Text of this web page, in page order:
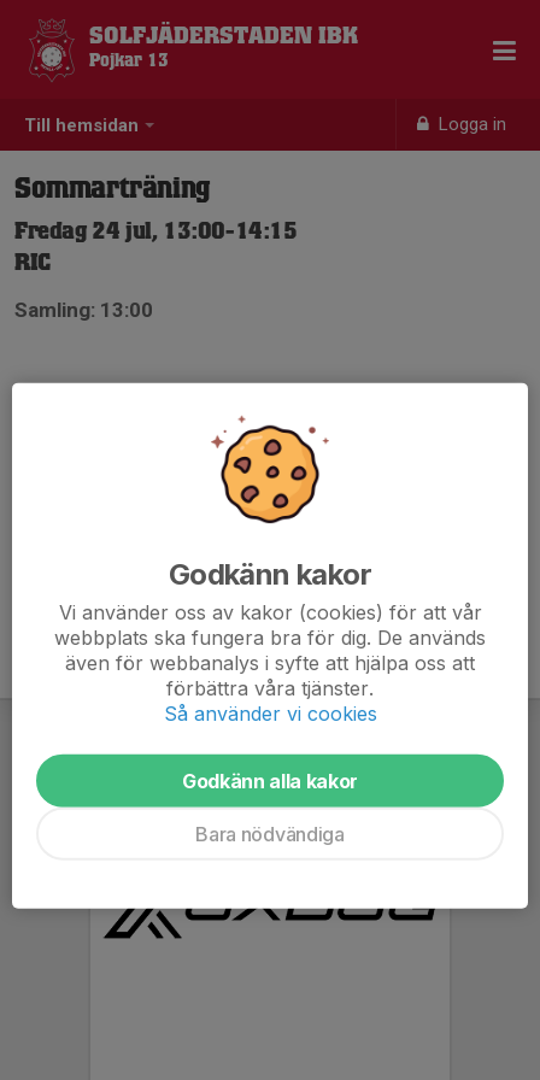
Till hemsidan Logga in
SOLFJÄDERSTADEN IBK
Pojkar 13
Sommarträning
Fredag 24 jul, 13:00-14:15
RIC
Samling: 13:00
Godkänn kakor
Vi använder oss av kakor (cookies) för att vår
webbplats ska fungera bra för dig. De används
även för webbanalys i syfte att hjälpa oss att
förbättra våra tjänster.
Så använder vi cookies
Godkänn alla kakor
Bara nödvändiga